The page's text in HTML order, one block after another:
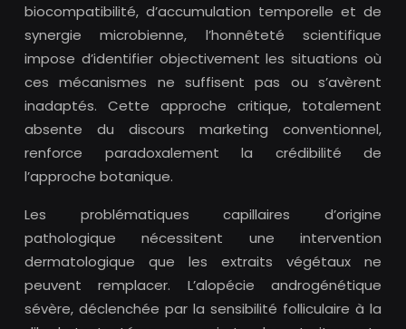
biocompatibilité, d’accumulation temporelle et de
synergie microbienne, l’honnêteté scientifique
impose d’identifier objectivement les situations où
ces mécanismes ne suffisent pas ou s’avèrent
inadaptés. Cette approche critique, totalement
absente du discours marketing conventionnel,
renforce paradoxalement la crédibilité de
l’approche botanique.
Les problématiques capillaires d’origine
pathologique nécessitent une intervention
dermatologique que les extraits végétaux ne
peuvent remplacer. L’alopécie androgénétique
sévère, déclenchée par la sensibilité folliculaire à la